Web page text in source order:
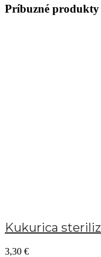
Príbuzné produkty
Kukurica
3,30 €